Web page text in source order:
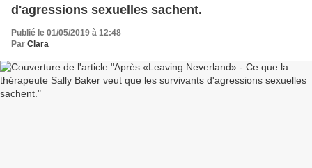
d'agressions sexuelles sachent.
Publié le 01/05/2019 à 12:48
Par Clara